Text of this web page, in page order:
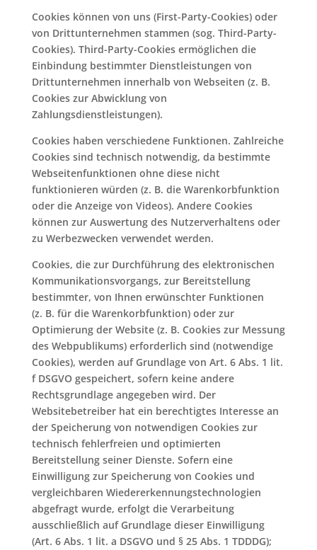
Cookies können von uns (First-Party-Cookies) oder
von Drittunternehmen stammen (sog. Third-Party-
Cookies). Third-Party-Cookies ermöglichen die
Einbindung bestimmter Dienstleistungen von
Drittunternehmen innerhalb von Webseiten (z. B.
Cookies zur Abwicklung von
Zahlungsdienstleistungen).
Cookies haben verschiedene Funktionen. Zahlreiche
Cookies sind technisch notwendig, da bestimmte
Webseitenfunktionen ohne diese nicht
funktionieren würden (z. B. die Warenkorbfunktion
oder die Anzeige von Videos). Andere Cookies
können zur Auswertung des Nutzerverhaltens oder
zu Werbezwecken verwendet werden.
Cookies, die zur Durchführung des elektronischen
Kommunikationsvorgangs, zur Bereitstellung
bestimmter, von Ihnen erwünschter Funktionen
(z. B. für die Warenkorbfunktion) oder zur
Optimierung der Website (z. B. Cookies zur Messung
des Webpublikums) erforderlich sind (notwendige
Cookies), werden auf Grundlage von Art. 6 Abs. 1 lit.
f DSGVO gespeichert, sofern keine andere
Rechtsgrundlage angegeben wird. Der
Websitebetreiber hat ein berechtigtes Interesse an
der Speicherung von notwendigen Cookies zur
technisch fehlerfreien und optimierten
Bereitstellung seiner Dienste. Sofern eine
Einwilligung zur Speicherung von Cookies und
vergleichbaren Wiedererkennungstechnologien
abgefragt wurde, erfolgt die Verarbeitung
ausschließlich auf Grundlage dieser Einwilligung
(Art. 6 Abs. 1 lit. a DSGVO und § 25 Abs. 1 TDDDG);